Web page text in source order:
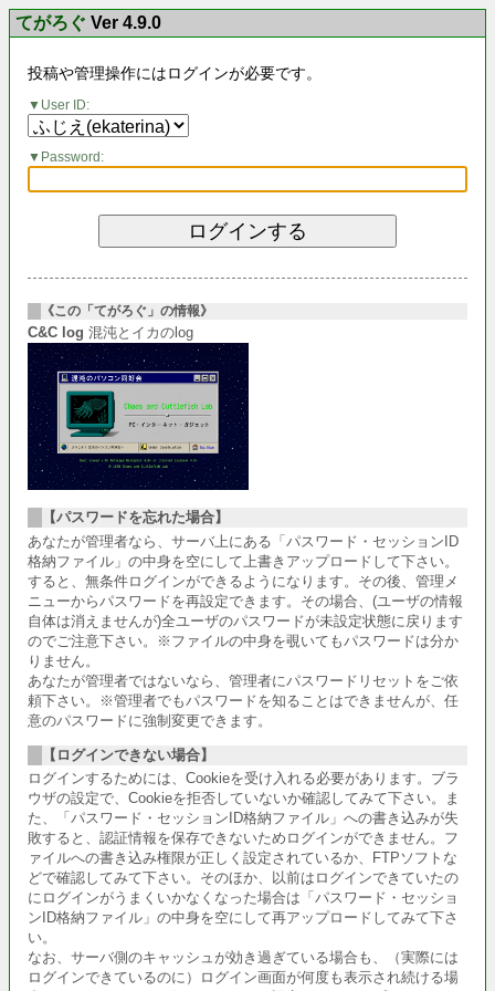
てがろぐ Ver 4.9.0
投稿や管理操作にはログインが必要です。
User ID:
Password:
《この「てがろぐ」の情報》
C&C log 混沌とイカのlog
【パスワードを忘れた場合】
あなたが管理者なら、サーバ上にある「パスワード・セッションID
格納ファイル」の中身を空にして上書きアップロードして下さい。
すると、無条件ログインができるようになります。その後、管理メ
ニューからパスワードを再設定できます。その場合、(ユーザの情報
自体は消えませんが)全ユーザのパスワードが未設定状態に戻ります
のでご注意下さい。※ファイルの中身を覗いてもパスワードは分か
りません。
あなたが管理者ではないなら、管理者にパスワードリセットをご依
頼下さい。※管理者でもパスワードを知ることはできませんが、任
意のパスワードに強制変更できます。
【ログインできない場合】
ログインするためには、Cookieを受け入れる必要があります。ブラ
ウザの設定で、Cookieを拒否していないか確認してみて下さい。ま
た、「パスワード・セッションID格納ファイル」への書き込みが失
敗すると、認証情報を保存できないためログインができません。フ
ァイルへの書き込み権限が正しく設定されているか、FTPソフトな
どで確認してみて下さい。そのほか、以前はログインできていたの
にログインがうまくいかなくなった場合は「パスワード・セッショ
ンID格納ファイル」の中身を空にして再アップロードしてみて下さ
い。
なお、サーバ側のキャッシュが効き過ぎている場合も、（実際には
ログインできているのに）ログイン画面が何度も表示され続ける場